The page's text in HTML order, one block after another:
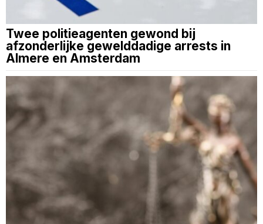
Twee politieagenten gewond bij
afzonderlijke gewelddadige arrests in
Almere en Amsterdam